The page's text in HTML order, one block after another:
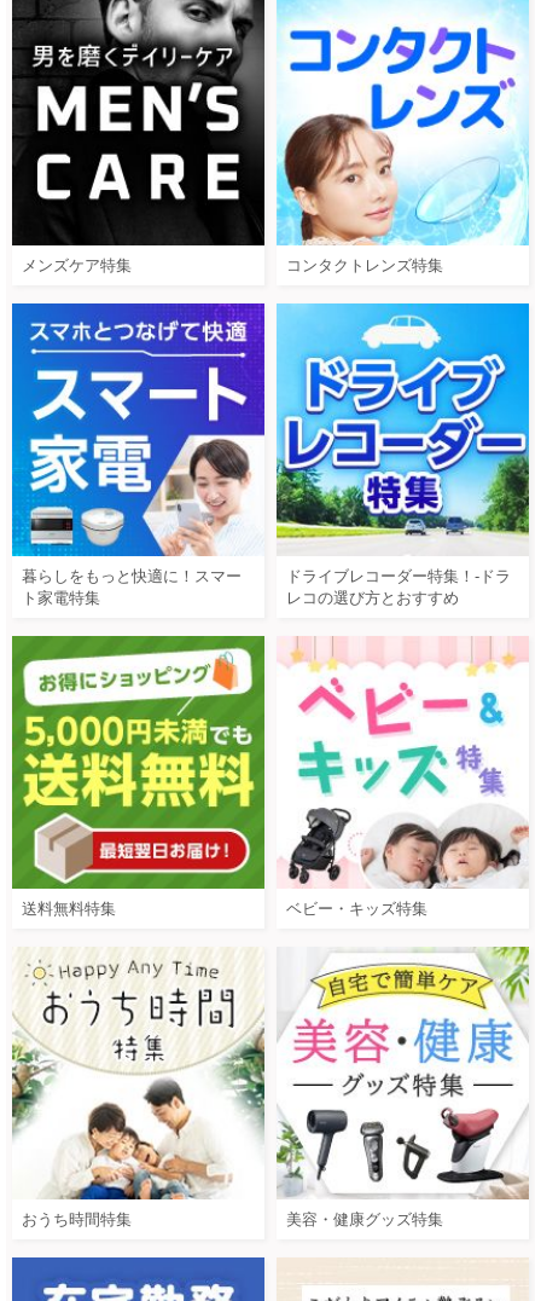
メンズケア特集 コンタクトレンズ特集
暮らしをもっと快適に！スマー
ト家電特集
ドライブレコーダー特集！-ドラ
レコの選び方とおすすめ
送料無料特集 ベビー・キッズ特集
おうち時間特集 美容・健康グッズ特集